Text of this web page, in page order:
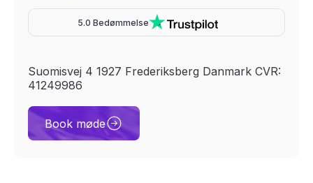
5.0 Bedømmelse
Suomisvej 4 1927 Frederiksberg Danmark CVR:
41249986
Book møde